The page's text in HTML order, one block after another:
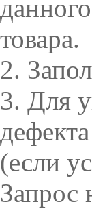
товара.
2.
3. Для
(если
Запрос